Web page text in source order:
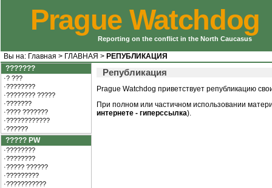
Prague Watchdog
Reporting on the conflict in the North Caucasus
Вы на: Главная > ГЛАВНАЯ > РЕПУБЛИКАЦИЯ
???????
·? ???
·????????
·???????? ?????
·???????
·???? ???????
·????????????
·??????
????? PW
·????????
·????????
·????? ??????
·?????????
·???????????
Републикация
Prague Watchdog приветствует републикацию
При полном или частичном использовании
интернете - гиперссылка).